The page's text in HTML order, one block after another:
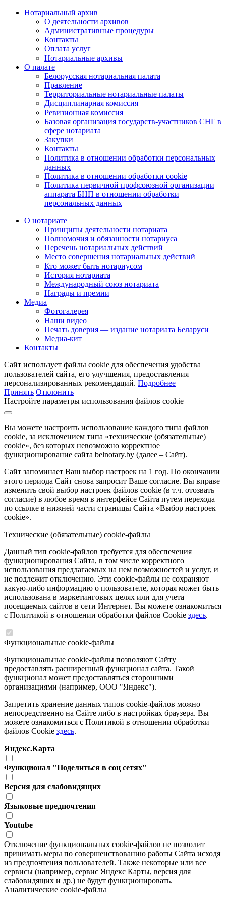
Нотариальный архив
О деятельности архивов
Административные процедуры
Контакты
Оплата услуг
Нотариальные архивы
О палате
Белорусская нотариальная палата
Правление
Территориальные нотариальные палаты
Дисциплинарная комиссия
Ревизионная комиссия
Базовая организация государств-участников СНГ в
сфере нотариата
Закупки
Контакты
Политика в отношении обработки персональных
данных
Политика в отношении обработки cookie
Политика первичной профсоюзной организации
аппарата БНП в отношении обработки
персональных данных
О нотариате
Принципы деятельности нотариата
Полномочия и обязанности нотариуса
Перечень нотариальных действий
Место совершения нотариальных действий
Кто может быть нотариусом
История нотариата
Международный союз нотариата
Награды и премии
Медиа
Фотогалерея
Наши видео
Печать доверия — издание нотариата Беларуси
Медиа-кит
Контакты
Сайт использует файлы cookie для обеспечения удобства
пользователей сайта, его улучшения, предоставления
персонализированных рекомендаций. Подробнее
Принять Отклонить
Настройте параметры использования файлов cookie
Вы можете настроить использование каждого типа файлов
cookie, за исключением типа «технические (обязательные)
cookie», без которых невозможно корректное
функционирование сайта belnotary.by (далее – Сайт).
Сайт запоминает Ваш выбор настроек на 1 год. По окончании
этого периода Сайт снова запросит Ваше согласие. Вы вправе
изменить свой выбор настроек файлов cookie (в т.ч. отозвать
согласие) в любое время в интерфейсе Сайта путем перехода
по ссылке в нижней части страницы Сайта «Выбор настроек
cookie».
Технические (обязательные) cookie-файлы
Данный тип cookie-файлов требуется для обеспечения
функционирования Сайта, в том числе корректного
использования предлагаемых на нем возможностей и услуг, и
не подлежит отключению. Эти cookie-файлы не сохраняют
какую-либо информацию о пользователе, которая может быть
использована в маркетинговых целях или для учета
посещаемых сайтов в сети Интернет. Вы можете ознакомиться
с Политикой в отношении обработки файлов Cookie здесь.
Функциональные cookie-файлы
Функциональные cookie-файлы позволяют Сайту
предоставлять расширенный функционал сайта. Такой
функционал может предоставляться сторонними
организациями (например, ООО "Яндекс").
Запретить хранение данных типов cookie-файлов можно
непосредственно на Сайте либо в настройках браузера. Вы
можете ознакомиться с Политикой в отношении обработки
файлов Cookie здесь.
Яндекс.Карта
Функционал "Поделиться в соц сетях"
Версия для слабовидящих
Языковые предпочтения
Youtube
Отключение функциональных cookie-файлов не позволит
принимать меры по совершенствованию работы Сайта исходя
из предпочтения пользователей. Также некоторые или все
сервисы (например, сервис Яндекс Карты, версия для
слабовидящих и др.) не будут функционировать.
Аналитические cookie-файлы